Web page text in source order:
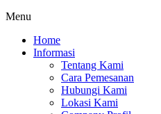
Menu
Home
Informasi
Tentang Kami
Cara Pemesanan
Hubungi Kami
Lokasi Kami